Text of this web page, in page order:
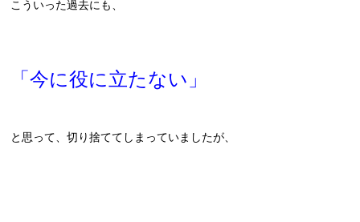
こういった過去にも、
「今に役に立たない」
と思って、切り捨ててしまっていましたが、